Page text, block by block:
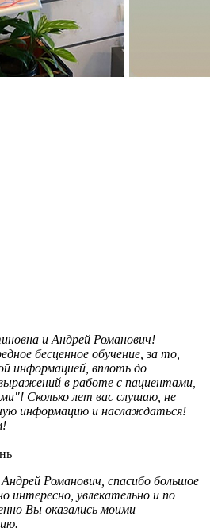
и Андрей Романович!
бесценное обучение, за то,
информацией, вплоть до
в работе с пациентами,
Сколько лет вас слушаю, не
информацию и наслаждаться!
Романович, спасибо большое
интересно, увлекательно и по
Вы оказались моими